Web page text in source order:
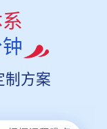
制方案